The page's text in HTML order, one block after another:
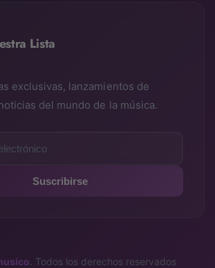
Lista
exclusivas, lanzamientos de
del mundo de la música.
Suscribirse
. Todos los derechos reservados